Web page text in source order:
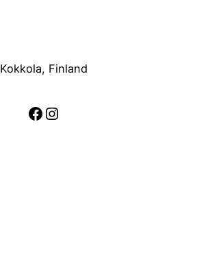
Kokkola, Finland
Facebook
Instagram